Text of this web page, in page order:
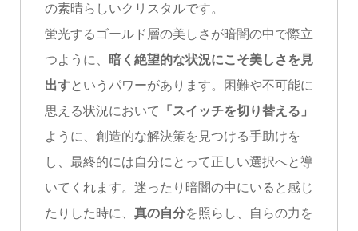
の素晴らしいクリスタルです。
蛍光するゴールド層の美しさが暗闇の中で際立
つように、 暗く絶望的な状況にこそ美しさを見
出すというパワーがあります。困難や不可能に
思える状況において
「スイッチを切り替える」
ように、創造的な解決策を見つける手助けを
し、最終的には自分にとって正しい選択へと導
いてくれます。迷ったり暗闇の中にいると感じ
たりした時に、 真の自分を照らし、自らの力を